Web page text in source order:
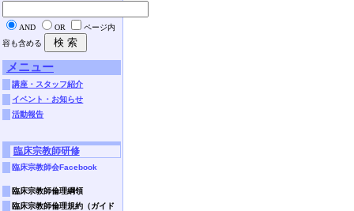
AND OR
ページ内
容も含める
メニュー
講座・スタッフ紹介
イベント・お知らせ
活動報告
臨床宗教師研修
臨床宗教師会Facebook
臨床宗教師倫理綱領
臨床宗教師倫理規約（ガイド